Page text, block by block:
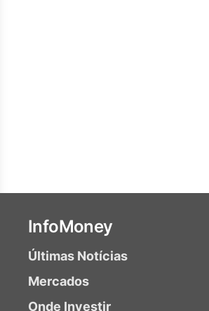
InfoMoney
Últimas Notícias
Mercados
Onde Investir